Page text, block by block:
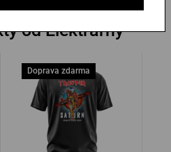
od Elektrárny
Doprava zdarma